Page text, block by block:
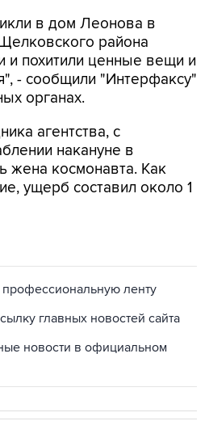
в дом Леонова в
района
и похитили ценные вещи и
- сообщили "Интерфаксу"
органах.
агентства, с
накануне в
жена космонавта. Как
ущерб составил около 1
профессиональную ленту
главных новостей сайта
новости в официальном